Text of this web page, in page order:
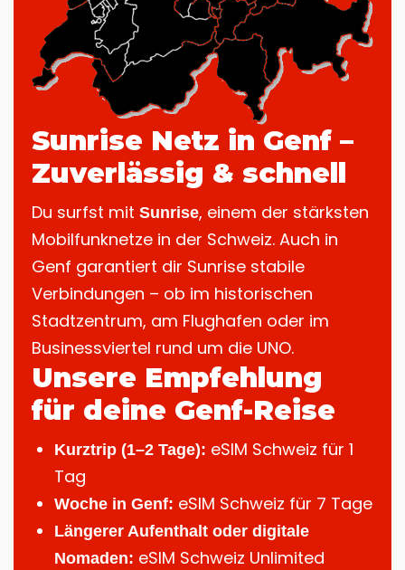
Sunrise Netz in Genf –
Zuverlässig & schnell
Du surfst mit Sunrise, einem der stärksten
Mobilfunknetze in der Schweiz. Auch in
Genf garantiert dir Sunrise stabile
Verbindungen – ob im historischen
Stadtzentrum, am Flughafen oder im
Businessviertel rund um die UNO.
Unsere Empfehlung
für deine Genf-Reise
Kurztrip (1–2 Tage): eSIM Schweiz für 1
Tag
Woche in Genf: eSIM Schweiz für 7 Tage
Längerer Aufenthalt oder digitale
Nomaden: eSIM Schweiz Unlimited